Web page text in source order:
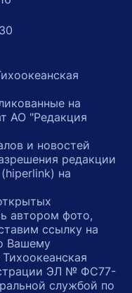
на
АО "Редакция
и новостей
редакции
на
автором фото,
ссылку на
Вашему
ЭЛ № ФС77-
службой по